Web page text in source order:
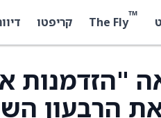
™
The Fly קריפטו
"הזדמנות